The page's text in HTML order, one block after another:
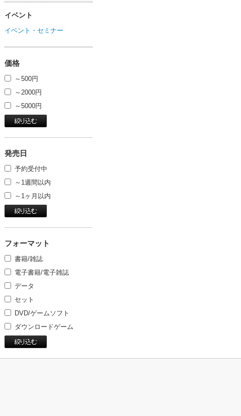
イベント
イベント・セミナー
価格
～500円
～2000円
～5000円
発売日
予約受付中
～1週間以内
～1ヶ月以内
フォーマット
書籍/雑誌
電子書籍/電子雑誌
データ
セット
DVD/ゲームソフト
ダウンロードゲーム